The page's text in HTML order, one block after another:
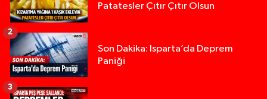
Patatesler Çıtır Çıtır Olsun
Son Dakika: Isparta’da Deprem
Paniği
2
3